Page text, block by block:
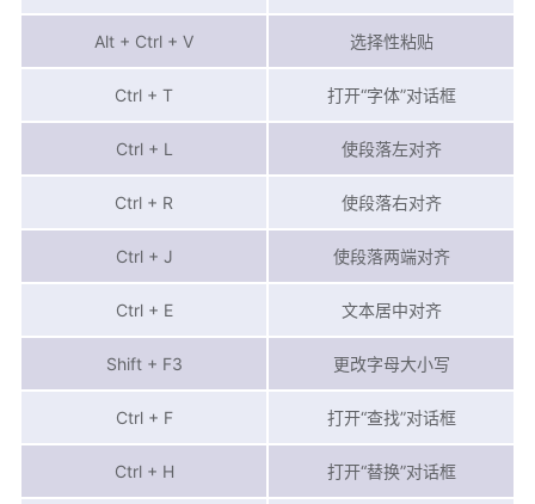
Alt + Ctrl + V 选择性粘贴
Ctrl + T 打开“字体”对话框
Ctrl + L 使段落左对齐
Ctrl + R 使段落右对齐
Ctrl + J 使段落两端对齐
Ctrl + E 文本居中对齐
Shift + F3 更改字母大小写
Ctrl + F 打开“查找”对话框
Ctrl + H 打开“替换”对话框